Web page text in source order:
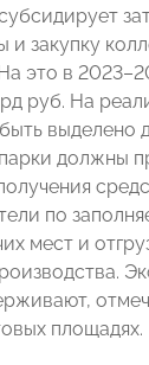
и закупку
это в
руб. На
выделено
должны
по
мест и
площадях.